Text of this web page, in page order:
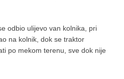
odbio ulijevo van kolnika, pri
na kolnik, dok se traktor
po mekom terenu, sve dok nije